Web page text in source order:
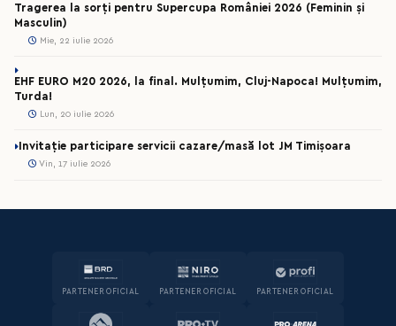
Tragerea la sorți pentru Supercupa României 2026 (Feminin și
Masculin)
Mie, 22 iulie 2026
EHF EURO M20 2026, la final. Mulțumim, Cluj-Napoca! Mulțumim,
Turda!
Lun, 20 iulie 2026
Invitație participare servicii cazare/masă lot JM Timișoara
Vin, 17 iulie 2026
PARTENER OFICIAL PARTENER OFICIAL PARTENER OFICIAL